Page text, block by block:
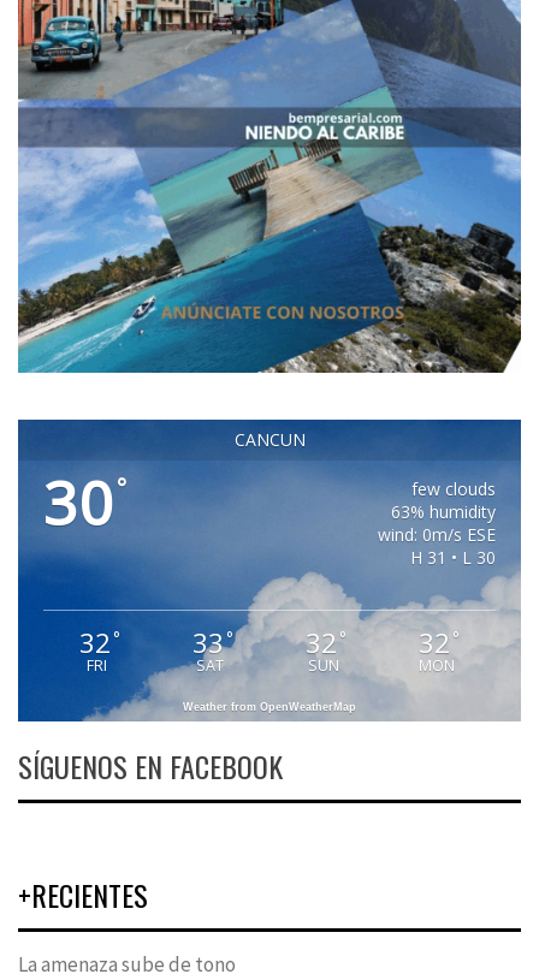
CANCUN
30°
few clouds
63% humidity
wind: 0m/s ESE
H 31 • L 30
32°
FRI
33°
SAT
32 °
SUN
32 °
MON
Weather from OpenWeatherMap
SÍGUENOS EN FACEBOOK
+RECIENTES
La amenaza sube de tono